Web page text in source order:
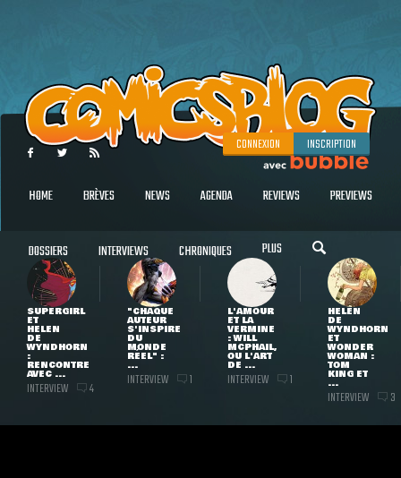
CONNEXION INSCRIPTION
HOME BRÈVES NEWS AGENDA REVIEWS PREVIEWS
DOSSIERS INTERVIEWS CHRONIQUES PLUS
SUPERGIRL
ET
HELEN
DE
WYNDHORN
:
RENCONTRE
AVEC ...
INTERVIEW 4
"CHAQUE
AUTEUR
S'INSPIRE
DU
MONDE
RÉEL" :
...
INTERVIEW 1
L'AMOUR
ET LA
VERMINE
: WILL
MCPHAIL,
OU L'ART
DE ...
INTERVIEW 1
HELEN
DE
WYNDHORN
ET
WONDER
WOMAN :
TOM
KING ET
...
INTERVIEW 3